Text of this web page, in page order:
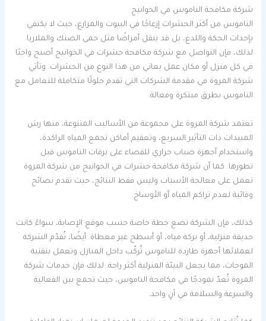
شركة مكافحة الناموس في الخوانيج
الناموس من أكثر الحشرات إزعاجًا في البيوت والمزارع، حيث لا يكتفي
بإحداث الحكة واللدغ، بل قد ينقل أمراضًا مثل حمى الضنك والملاريا.
لذلك، فإن التواصل مع شركة مكافحة حشرات في الخوانيج أصبح واجبًا
في كل منزل أو مكان عمل يعاني من هذا النوع من الحشرات. وتأتي
شركة المروة في مقدمة الشركات التي تقدم حلولًا متكاملة للتعامل مع
الناموس بطرق مبتكرة وفعالة.
تعتمد شركة المروة على مجموعة من الأساليب المتنوعة، منها رش
المبيدات ذات التأثير السريع، وتعقيم أماكن تجمع المياه الراكدة،
واستخدام أجهزة ضباب حراري للقضاء على يرقات الناموس قبل
تطورها. كما أن شركة مكافحة حشرات في الخوانيج من شركة المروة
تعمل على معالجة الأسباب وليس فقط النتائج، حيث تقدم نصائح
وقائية لعدم تراكم المياه أو الأوساخ.
كذلك، فإن الشركة تضع خطة خاصة حسب موقع الإصابة، سواءً كانت
حديقة منزلية، أو بركة مياه، أو أسطح غير مغطاة. أيضًا، تُقدّم الشركة
لعملائها أجهزة طاردة للناموس تُركّب داخل المنازل وتعمل بتقنية
الموجات، مما يجعل البيئة المنزلية أكثر راحة. لذلك فإن خدمات شركة
المروة تُعدّ نموذجًا في مكافحة الناموس، حيث تجمع بين الفعالية
والسرعة والسلامة في آنٍ واحد.